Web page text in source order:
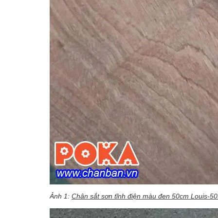
Ảnh 1: Chân sắt sơn tĩnh điện màu đen 50cm Louis-